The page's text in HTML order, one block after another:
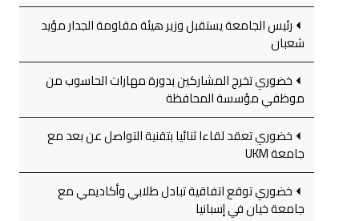
رئيس الجامعة يستقبل وزير هيئة مقاومة الجدار مؤيد
شعبان
خضوري تخرج المشاركين بدورة مهارات الحاسوب من
موظفي مؤسسة المحافظة
خضوري تعقد لقاءا ثنائيا بتقنية التواصل عن بعد مع
جامعة UKM
خضوري توقع اتفاقية تبادل طلابي وأكاديمي مع
جامعة خيان في إسبانيا